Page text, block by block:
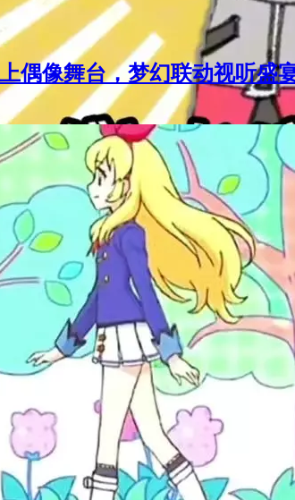
偶像舞台，梦幻联动视听盛